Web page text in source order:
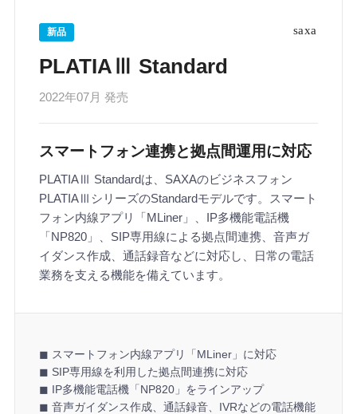
PLATIAⅢ Standard
2022年07月 発売
新品
スマートフォン連携と拠点間運用に対応
PLATIAⅢ Standardは、SAXAのビジネスフォン
PLATIAⅢシリーズのStandardモデルです。スマート
フォン内線アプリ「MLiner」、IP多機能電話機
「NP820」、SIP専用線による拠点間連携、音声ガ
イダンス作成、通話録音などに対応し、日常の電話
業務を支える機能を備えています。
◼︎ スマートフォン内線アプリ「MLiner」に対応
◼︎ SIP専用線を利用した拠点間連携に対応
◼︎ IP多機能電話機「NP820」をラインアップ
◼︎ 音声ガイダンス作成、通話録音、IVRなどの電話機能